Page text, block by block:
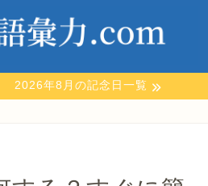
2026年8月の記念日一覧